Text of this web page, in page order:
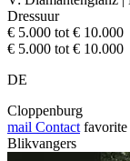
Dressuur
€ 5.000 tot € 10.000
€ 5.000 tot € 10.000
DE
Cloppenburg
mail Contact favorite
Blikvangers